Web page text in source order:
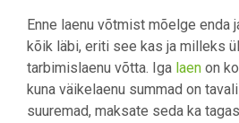
Enne laenu võtmist mõelge enda
kõik läbi, eriti see kas ja milleks
tarbimislaenu võtta. Iga laen on
kuna väikelaenu summad on
suuremad, maksate seda ka